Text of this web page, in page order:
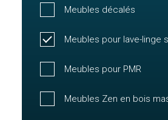
Meubles décalés
Meubles pour lave-linge
Meubles pour PMR
Meubles Zen en bois